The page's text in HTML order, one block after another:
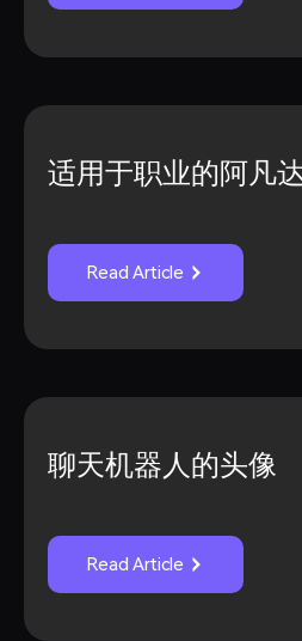
适用于职业的阿凡
Read Article
聊天机器人的头像
Read Article